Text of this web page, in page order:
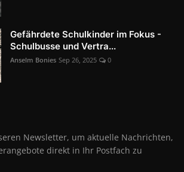
Gefährdete Schulkinder im Fokus -
Schulbusse und Vertra...
Anselm Bonies Sep 26, 2025 0
Newsletter, um aktuelle Nachrichten,
direkt in Ihr Postfach zu